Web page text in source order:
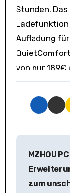
Stunden.
Ladefunktion
Aufladung
von nur 189€
B
MZHOU
zum